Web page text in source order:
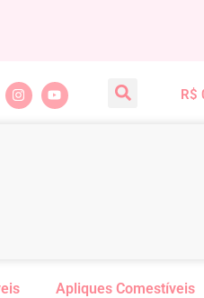
R$
Apliques Comestíveis